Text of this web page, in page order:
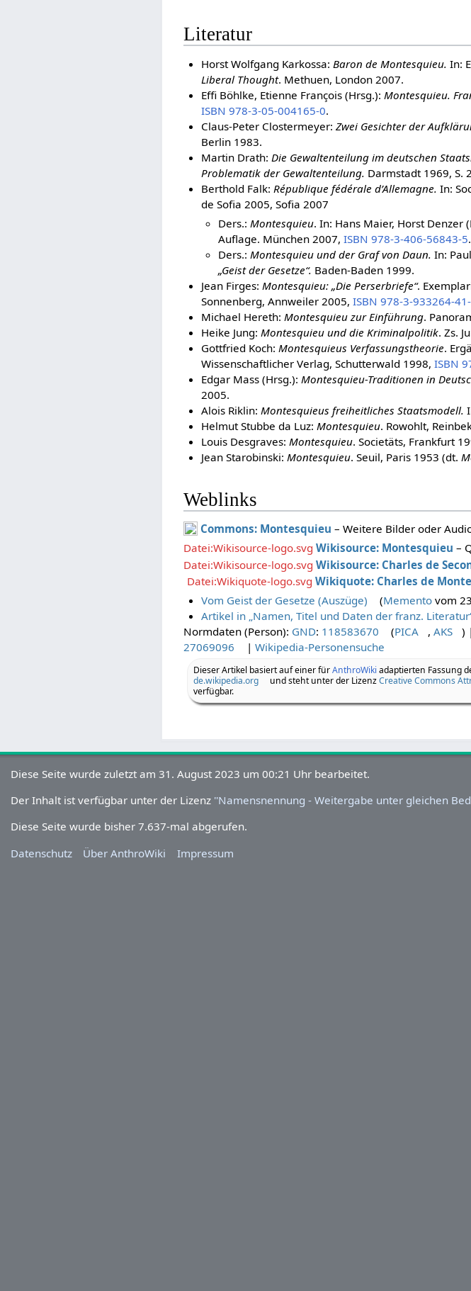
Literatur
Horst Wolfgang Karkossa: Baron de Montesquieu. In:
Liberal Thought. Methuen, London 2007.
Effi Böhlke, Etienne François (Hrsg.): Montesquieu.
ISBN 978-3-05-004165-0.
Claus-Peter Clostermeyer: Zwei Gesichter der
Berlin 1983.
Martin Drath: Die Gewaltenteilung im deutschen
Problematik der Gewaltenteilung. Darmstadt 1969, S.
Berthold Falk: République fédérale d’Allemagne. In:
de Sofia 2005, Sofia 2007
Ders.: Montesquieu. In: Hans Maier, Horst Denzer
Auflage. München 2007, ISBN 978-3-406-56843-5.
Ders.: Montesquieu und der Graf von Daun. In:
„Geist der Gesetze“. Baden-Baden 1999.
Jean Firges: Montesquieu: „Die Perserbriefe“.
Sonnenberg, Annweiler 2005, ISBN 978-3-933264-
Michael Hereth: Montesquieu zur Einführung.
Heike Jung: Montesquieu und die Kriminalpolitik. Zs.
Gottfried Koch: Montesquieus Verfassungstheorie.
Wissenschaftlicher Verlag, Schutterwald 1998, ISBN
Edgar Mass (Hrsg.): Montesquieu-Traditionen in
2005.
Alois Riklin: Montesquieus freiheitliches Staatsmodell.
Helmut Stubbe da Luz: Montesquieu. Rowohlt,
Louis Desgraves: Montesquieu. Societäts, Frankfurt
Jean Starobinski: Montesquieu. Seuil, Paris 1953 (dt.
Weblinks
Commons: Montesquieu – Weitere Bilder oder
Datei:Wikisource-logo.svg Wikisource: Montesquieu –
Datei:Wikisource-logo.svg Wikisource: Charles de
Datei:Wikiquote-logo.svg Wikiquote: Charles de
Vom Geist der Gesetze (Auszüge)
(Mementovom
Artikel in „Namen, Titel und Daten der franz.
Normdaten (Person): GND: 118583670 (PICA ,AKS ) |
27069096
|Wikipedia-Personensuche
Dieser Artikel basiert auf einer fürAnthroWiki adaptierten Fassung
de.wikipedia.org
und steht unter der LizenzCreative Commons
verfügbar.
Diese Seite wurde zuletzt am 31. August 2023 um 00:21